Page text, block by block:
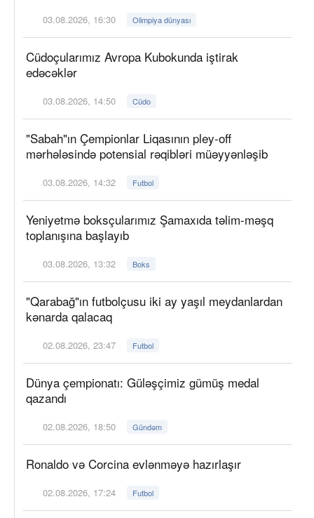
03.08.2026, 16:30 Olimpiya dünyası
Cüdoçularımız Avropa Kubokunda iştirak
edəcəklər
03.08.2026, 14:50 Cüdo
"Sabah"ın Çempionlar Liqasının pley-off
mərhələsində potensial rəqibləri müəyyənləşib
03.08.2026, 14:32 Futbol
Yeniyetmə boksçularımız Şamaxıda təlim-məşq
toplanışına başlayıb
03.08.2026, 13:32 Boks
"Qarabağ"ın futbolçusu iki ay yaşıl meydanlardan
kənarda qalacaq
02.08.2026, 23:47 Futbol
Dünya çempionatı: Güləşçimiz gümüş medal
qazandı
02.08.2026, 18:50 Gündəm
Ronaldo və Corcina evlənməyə hazırlaşır
02.08.2026, 17:24 Futbol